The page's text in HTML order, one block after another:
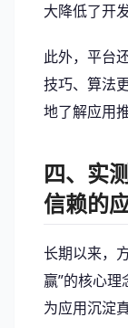
大降低了开
此外，平台
技巧、算法
地了解应用
四、实
信赖的
长期以来，
赢”的核心
为应用沉淀